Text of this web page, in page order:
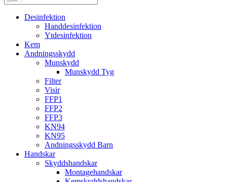
Desinfektion
Handdesinfektion
Ytdesinfektion
Kem
Andningsskydd
Munskydd
Munskydd Tyg
Filter
Visir
FFP1
FFP2
FFP3
KN94
KN95
Andningsskydd Barn
Handskar
Skyddshandskar
Montagehandskar